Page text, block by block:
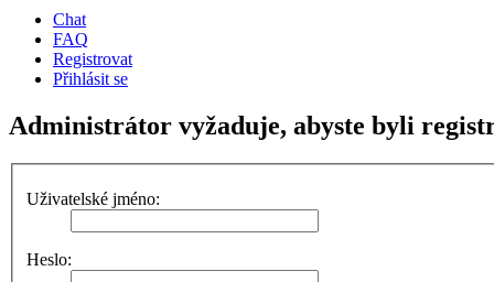
Chat
FAQ
Registrovat
Přihlásit se
Administrátor vyžaduje, abyste byli
Uživatelské jméno:
Heslo: